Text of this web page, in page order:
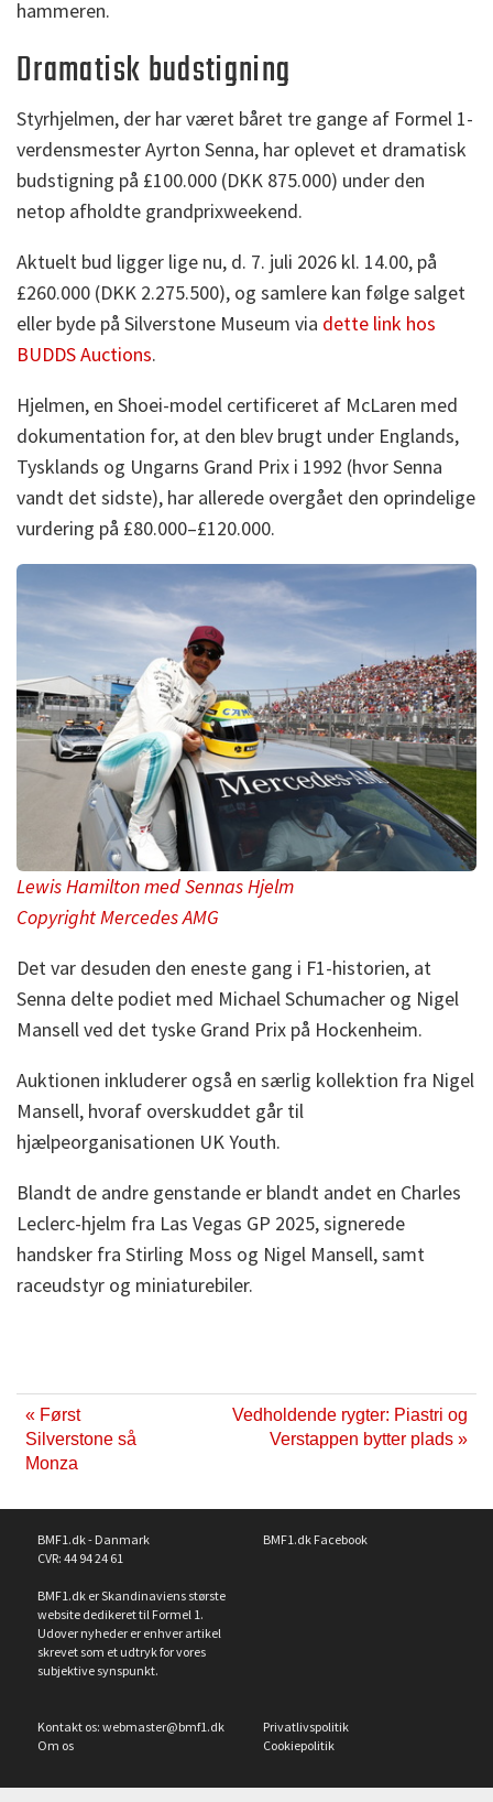
hammeren.
Dramatisk budstigning
Styrhjelmen, der har været båret tre gange af Formel 1-
verdensmester Ayrton Senna, har oplevet et dramatisk
budstigning på £100.000 (DKK 875.000) under den
netop afholdte grandprixweekend.
Aktuelt bud ligger lige nu, d. 7. juli 2026 kl. 14.00, på
£260.000 (DKK 2.275.500), og samlere kan følge salget
eller byde på Silverstone Museum via dette link hos
BUDDS Auctions.
Hjelmen, en Shoei-model certificeret af McLaren med
dokumentation for, at den blev brugt under Englands,
Tysklands og Ungarns Grand Prix i 1992 (hvor Senna
vandt det sidste), har allerede overgået den oprindelige
vurdering på £80.000–£120.000.
Lewis Hamilton med Sennas Hjelm
Copyright Mercedes AMG
Det var desuden den eneste gang i F1-historien, at
Senna delte podiet med Michael Schumacher og Nigel
Mansell ved det tyske Grand Prix på Hockenheim.
Auktionen inkluderer også en særlig kollektion fra Nigel
Mansell, hvoraf overskuddet går til
hjælpeorganisationen UK Youth.
Blandt de andre genstande er blandt andet en Charles
Leclerc-hjelm fra Las Vegas GP 2025, signerede
handsker fra Stirling Moss og Nigel Mansell, samt
raceudstyr og miniaturebiler.
« Først
Silverstone så
Monza
Vedholdende rygter: Piastri og
Verstappen bytter plads »
BMF1.dk - Danmark
CVR: 44 94 24 61
BMF1.dk er Skandinaviens største
website dedikeret til Formel 1.
Udover nyheder er enhver artikel
skrevet som et udtryk for vores
subjektive synspunkt.
BMF1.dk Facebook
Kontakt os: webmaster@bmf1.dk
Om os
Privatlivspolitik
Cookiepolitik